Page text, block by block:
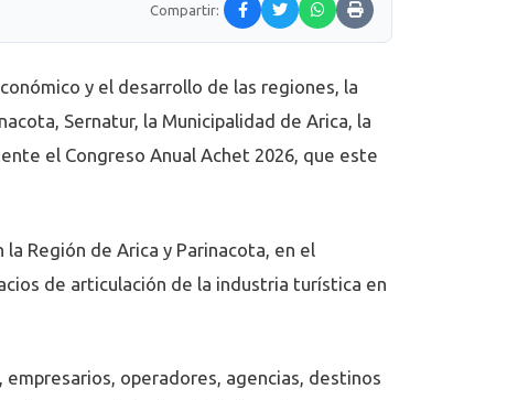
Compartir:
y el desarrollo de las regiones, la
Sernatur, la Municipalidad de Arica, la
el Congreso Anual Achet 2026, que este
Región de Arica y Parinacota, en el
de articulación de la industria turística en
operadores, agencias, destinos